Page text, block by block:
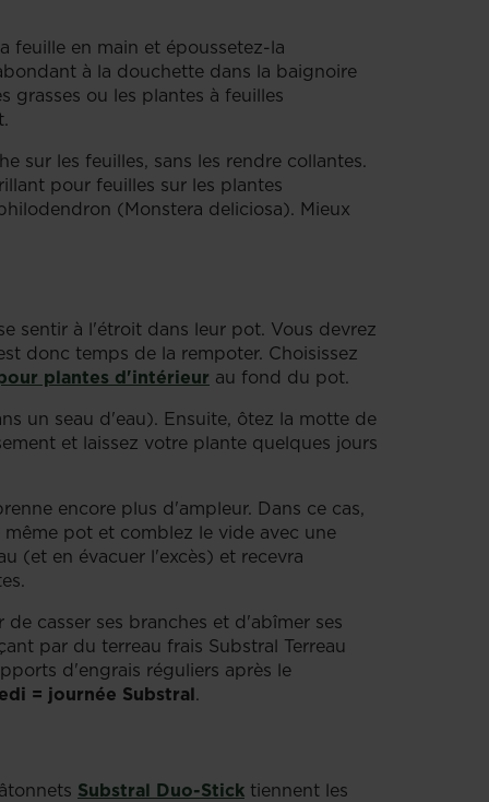
feuille en main et époussetez-la
à la douchette dans la baignoire
grasses ou les plantes à feuilles
sur les feuilles, sans les rendre collantes.
pour feuilles sur les plantes
(Monstera deliciosa). Mieux
sentir à l'étroit dans leur pot. Vous devrez
donc temps de la rempoter. Choisissez
plantes d'intérieur au fond du pot.
un seau d'eau). Ensuite, ôtez la motte de
et laissez votre plante quelques jours
encore plus d'ampleur. Dans ce cas,
pot et comblez le vide avec une
(et en évacuer l'excès) et recevra
casser ses branches et d'abîmer ses
par du terreau frais Substral Terreau
d'engrais réguliers après le
= journée Substral.
Substral Duo-Stick tiennent les